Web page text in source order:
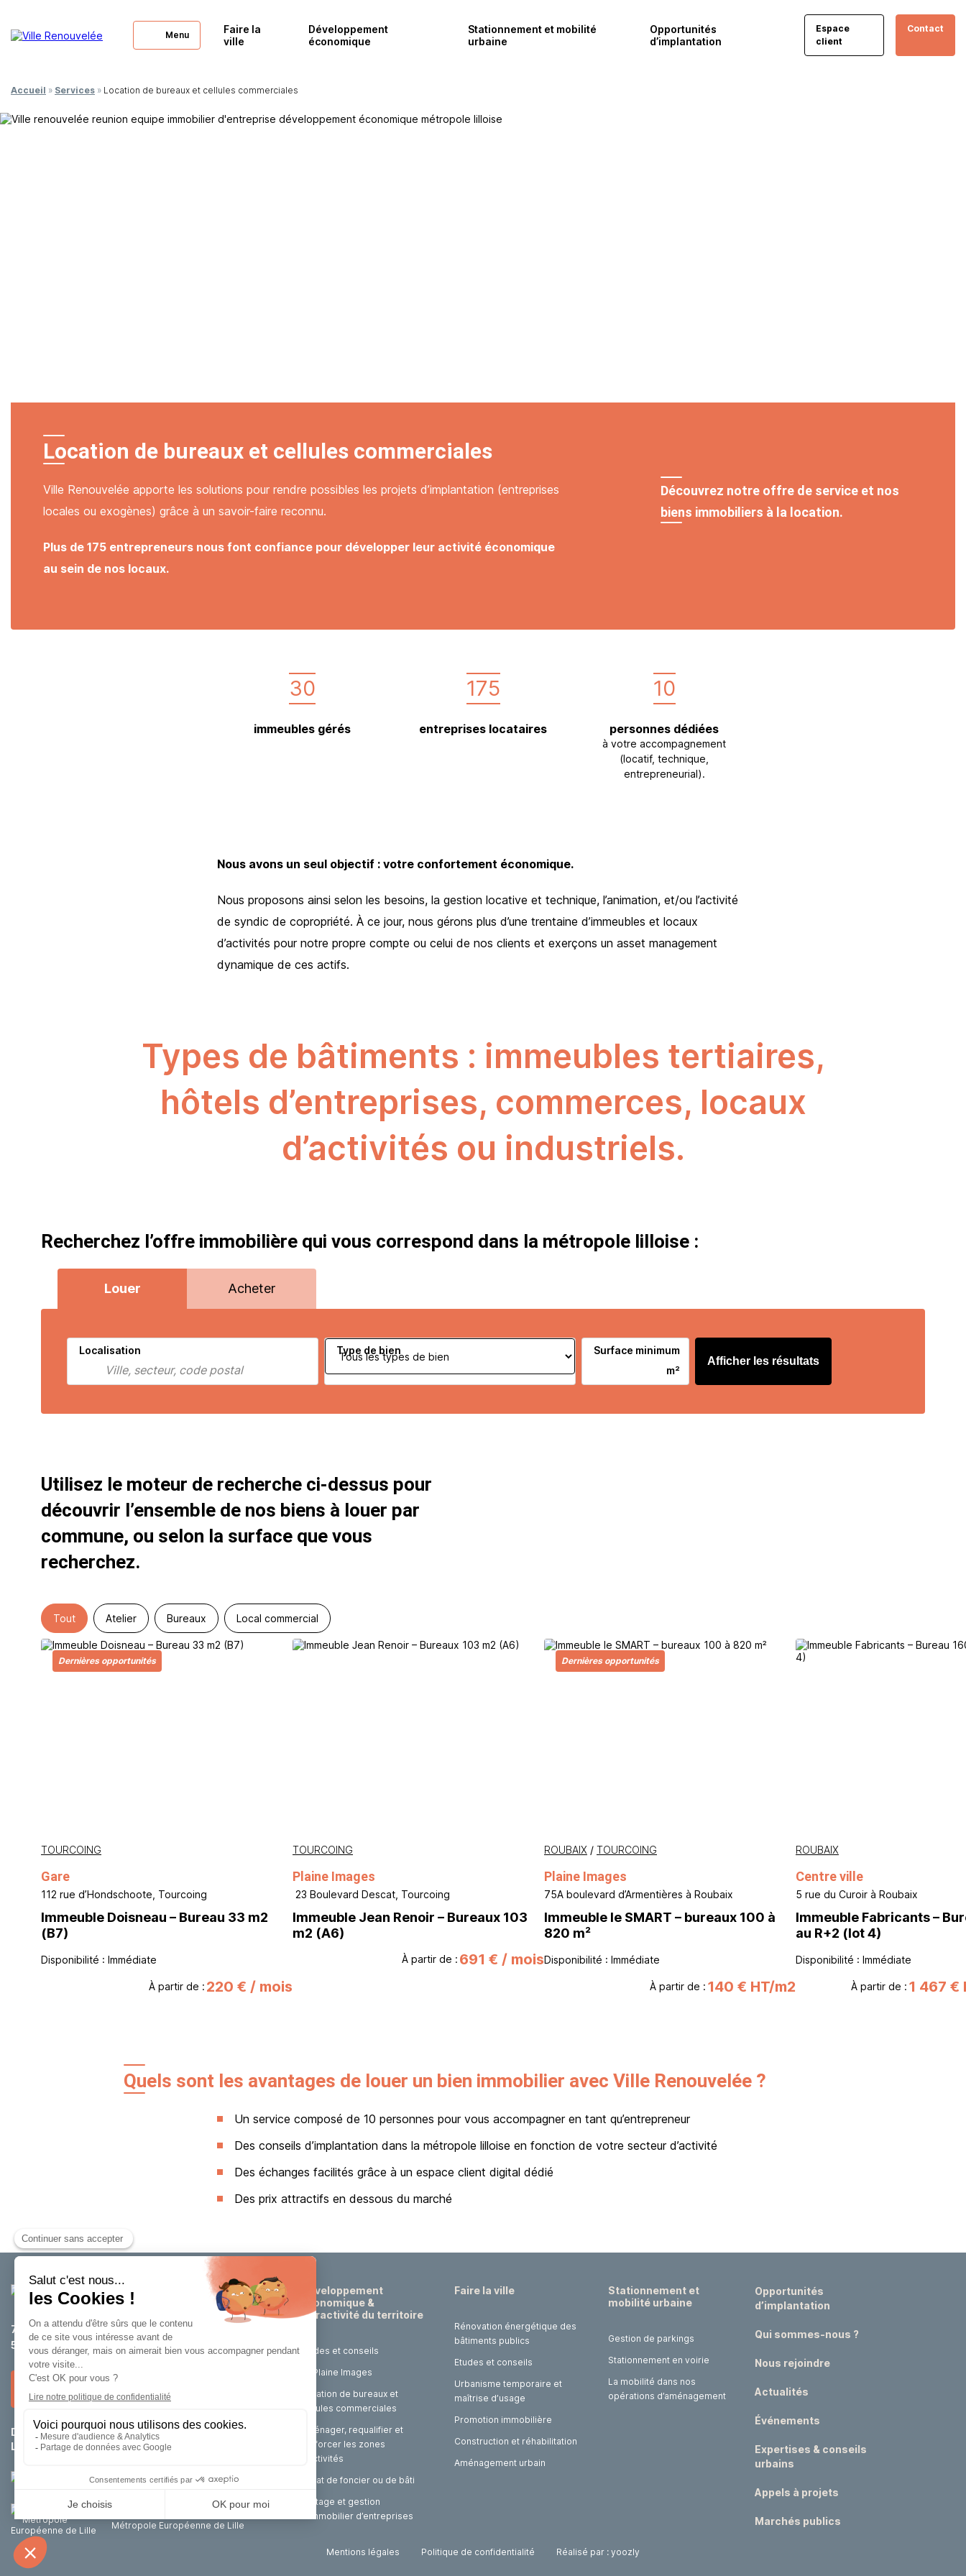
Menu
Faire la
ville
Développement
économique
Stationnement et mobilité
urbaine
Opportunités
d’implantation
Espace
client
Contact
Accueil » Services » Location de bureaux et cellules commerciales
Location de bureaux et cellules commerciales
Ville Renouvelée apporte les solutions pour rendre possibles les projets d’implantation (entreprises
locales ou exogènes) grâce à un savoir-faire reconnu.
Plus de 175 entrepreneurs nous font confiance pour développer leur activité économique
au sein de nos locaux.
Découvrez notre offre de service et nos
biens immobiliers à la location.
30
immeubles gérés
175
entreprises locataires
10
personnes dédiées
à votre accompagnement
(locatif, technique,
entrepreneurial).
Nous avons un seul objectif : votre confortement économique.
Nous proposons ainsi selon les besoins, la gestion locative et technique, l’animation, et/ou l’activité
de syndic de copropriété. À ce jour, nous gérons plus d’une trentaine d’immeubles et locaux
d’activités pour notre propre compte ou celui de nos clients et exerçons un asset management
dynamique de ces actifs.
Types de bâtiments : immeubles tertiaires,
hôtels d’entreprises, commerces, locaux
d’activités ou industriels.
Recherchez l’offre immobilière qui vous correspond dans la métropole lilloise :
Louer Acheter
Localisation Type de bien
Surface minimum
Afficher les résultats
Utilisez le moteur de recherche ci-dessus pour
découvrir l’ensemble de nos biens à louer par
commune, ou selon la surface que vous
recherchez.
Tout Atelier Bureaux Local commercial
Dernières opportunités
TOURCOING
Gare
112 rue d’Hondschoote, Tourcoing
Immeuble Doisneau – Bureau 33 m2
(B7)
Disponibilité : Immédiate
À partir de : 220 € / mois
TOURCOING
Plaine Images
23 Boulevard Descat, Tourcoing
Immeuble Jean Renoir – Bureaux 103
m2 (A6)
À partir de : 691 € / mois
Dernières opportunités
ROUBAIX / TOURCOING
Plaine Images
75A boulevard d’Armentières à Roubaix
Immeuble le SMART – bureaux 100 à
820 m²
Disponibilité : Immédiate
À partir de : 140 € HT/m2
ROUBAIX
Centre ville
5 rue du Curoir à Roubaix
Immeuble Fabricants –
au R+2 (lot 4)
Disponibilité : Immédiate
À partir de : 1 467 €
Quels sont les avantages de louer un bien immobilier avec Ville Renouvelée ?
Un service composé de 10 personnes pour vous accompagner en tant qu’entrepreneur
Des conseils d’implantation dans la métropole lilloise en fonction de votre secteur d’activité
Des échanges facilités grâce à un espace client digital dédié
Des prix attractifs en dessous du marché
75 rue de Tournai
59200 Tourcoing
Du lundi au jeudi :8h30 – 12h / 14h – 18h
Le vendredi :8h30 – 12h / 14h – 17h
Métropole Européenne de Lille
Développement
économique &
attractivité du territoire
Etudes et conseils
La Plaine Images
Location de bureaux et
cellules commerciales
Aménager, requalifier et
renforcer les zones
d’activités
Achat de foncier ou de bâti
Portage et gestion
d’immobilier d’entreprises
Faire la ville
Rénovation énergétique des
bâtiments publics
Etudes et conseils
Urbanisme temporaire et
maîtrise d’usage
Promotion immobilière
Construction et réhabilitation
Aménagement urbain
Stationnement et
mobilité urbaine
Gestion de parkings
Stationnement en voirie
La mobilité dans nos
opérations d’aménagement
Opportunités
d’implantation
Qui sommes-nous ?
Nous rejoindre
Actualités
Événements
Expertises & conseils
urbains
Appels à projets
Marchés publics
Mentions légales Politique de confidentialité Réalisé par : yoozly